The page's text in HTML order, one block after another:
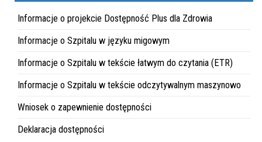
Informacje o projekcie Dostępność Plus dla Zdrowia
Informacje o Szpitalu w języku migowym
Informacje o Szpitalu w tekście łatwym do czytania (ETR)
Informacje o Szpitalu w tekście odczytywalnym maszynowo
Wniosek o zapewnienie dostępności
Deklaracja dostępności